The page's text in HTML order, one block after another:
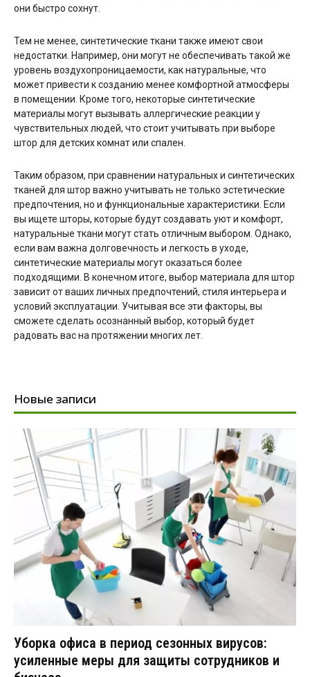
они быстро сохнут.
Тем не менее, синтетические ткани также имеют свои
недостатки. Например, они могут не обеспечивать такой же
уровень воздухопроницаемости, как натуральные, что
может привести к созданию менее комфортной атмосферы
в помещении. Кроме того, некоторые синтетические
материалы могут вызывать аллергические реакции у
чувствительных людей, что стоит учитывать при выборе
штор для детских комнат или спален.
Таким образом, при сравнении натуральных и синтетических
тканей для штор важно учитывать не только эстетические
предпочтения, но и функциональные характеристики. Если
вы ищете шторы, которые будут создавать уют и комфорт,
натуральные ткани могут стать отличным выбором. Однако,
если вам важна долговечность и легкость в уходе,
синтетические материалы могут оказаться более
подходящими. В конечном итоге, выбор материала для штор
зависит от ваших личных предпочтений, стиля интерьера и
условий эксплуатации. Учитывая все эти факторы, вы
сможете сделать осознанный выбор, который будет
радовать вас на протяжении многих лет.
Новые записи
Уборка офиса в период сезонных вирусов:
усиленные меры для защиты сотрудников и